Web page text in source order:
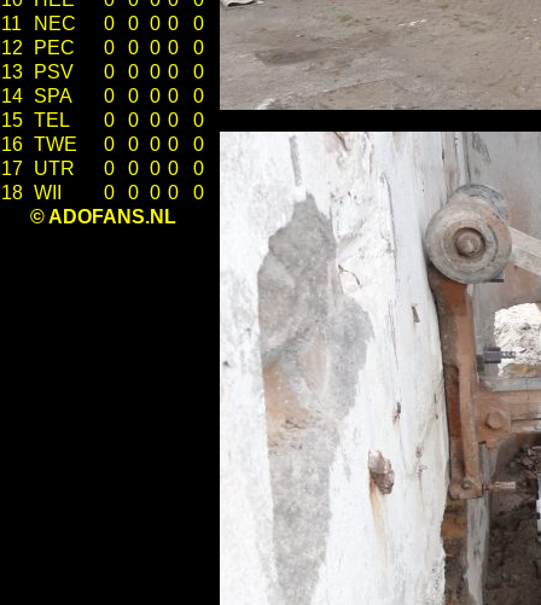
11
NEC 0 0 0 0
0
12
PEC 0 0 0 0
0
13
PSV 0 0 0 0
0
14 SPA 0 0 0 0
0
15 TEL 0 0 0 0
0
16 TWE 0 0 0 0
0
17 UTR 0 0 0 0
0
18 WII 0 0 0 0
0
© ADOFANS.NL